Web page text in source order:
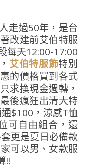
改建前艾伯特服
每天12:00-17:00
艾伯特服飾特別
的價格買到各式
求換現金週轉，
後瘋狂出清大特
$100，涼感T恤
可自由組合，還
更是夏日必備款
可以男、女款服
!!